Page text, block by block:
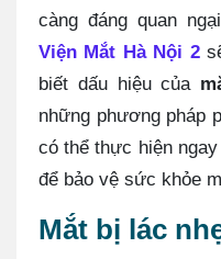
càng đáng quan
Viện Mắt Hà Nội 2
biết dấu hiệu của
những phương pháp
có thể thực hiện
để bảo vệ sức khỏe
Mắt bị lác